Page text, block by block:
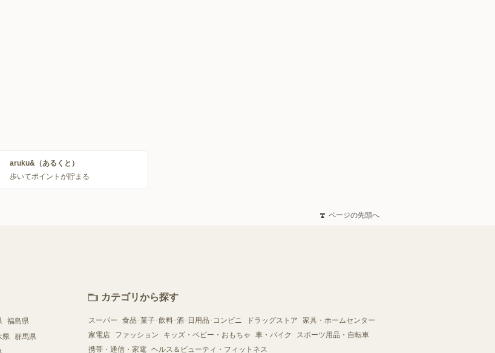
aruku&（あるくと）
歩いてポイントが貯まる
ページの先頭へ
福島県
県 群馬県
カテゴリから探す
スーパー 食品･菓子･飲料･酒･日用品･コンビニ ドラッグストア
家具・ホームセンター
家電店
ファッション キッズ・ベビー・おもちゃ 車・バイク
スポーツ用品・自転車
携帯・通信・家電 ヘルス＆ビューティ・フィットネス